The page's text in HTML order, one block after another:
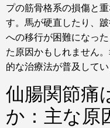
プの筋骨格系の損傷と
す。馬が硬直したり、
への移行が困難になっ
た原因かもしれません
的な治療法が普及してい
仙腸関節痛
か：主な原